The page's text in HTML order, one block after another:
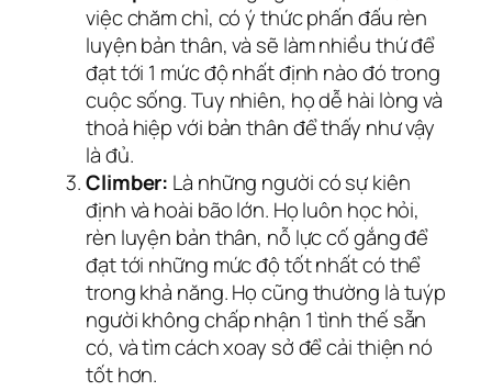
việc chăm chỉ, có ý thức phấn đấu rèn
luyện bản thân, và sẽ làm nhiều thứ để
đạt tới 1 mức độ nhất định nào đó trong
cuộc sống. Tuy nhiên, họ dễ hài lòng và
thoả hiệp với bản thân để thấy như vậy
là đủ.
Climber: Là những người có sự kiên
định và hoài bão lớn. Họ luôn học hỏi,
rèn luyện bản thân, nỗ lực cố gắng để
đạt tới những mức độ tốt nhất có thể
trong khả năng. Họ cũng thường là tuýp
người không chấp nhận 1 tình thế sẵn
có, và tìm cách xoay sở để cải thiện nó
tốt hơn.